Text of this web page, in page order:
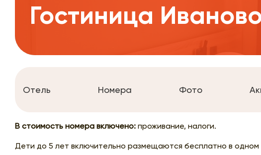
Гостиница
Отель Номера Фото
В стоимость номера включено: проживание, налоги.
Дети до 5 лет включительно размещаются бесплатно в